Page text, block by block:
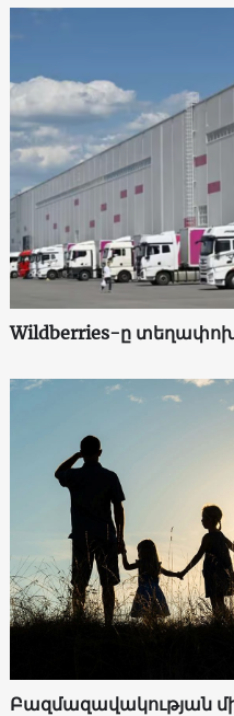
Wildberries-ը
Բազմազավակության